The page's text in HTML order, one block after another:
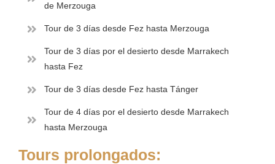
de Merzouga
Tour de 3 días desde Fez hasta Merzouga
Tour de 3 días por el desierto desde Marrakech
hasta Fez
Tour de 3 días desde Fez hasta Tánger
Tour de 4 días por el desierto desde Marrakech
hasta Merzouga
Tours prolongados: